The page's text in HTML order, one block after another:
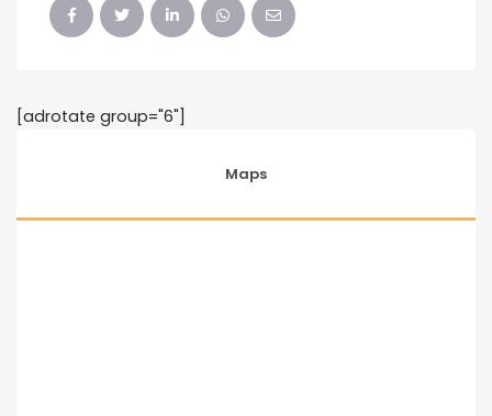
[adrotate group="6"]
Maps